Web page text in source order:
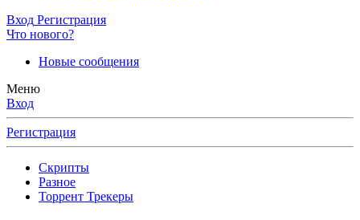
Вход Регистрация
Что нового?
Новые сообщения
Меню
Вход
Регистрация
Скрипты
Разное
Торрент Трекеры